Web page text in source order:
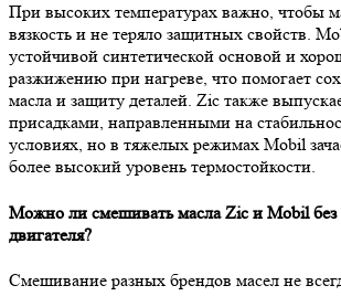
При высоких температурах важно, чтобы
вязкость и не теряло защитных свойств.
устойчивой синтетической основой и
разжижению при нагреве, что помогает
масла и защиту деталей. Zic также
присадками, направленными на
условиях, но в тяжелых режимах Mobil
более высокий уровень термостойкости.
Можно ли смешивать масла Zic и Mobil без
двигателя?
Смешивание разных брендов масел не